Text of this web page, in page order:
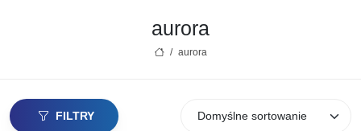
aurora
/ aurora
FILTRY